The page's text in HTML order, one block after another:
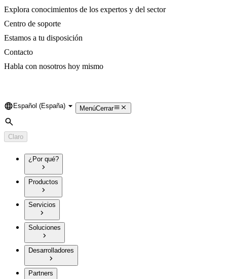
Explora conocimientos de los expertos y del sector
Centro de soporte
Estamos a tu disposición
Contacto
Habla con nosotros hoy mismo
Language
Español (España) MenúCerrar
Búsqueda
Claro
¿Por qué?
Productos
Servicios
Soluciones
Desarrolladores
Partners